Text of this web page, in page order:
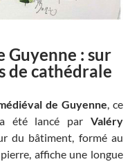
Guyenne : sur
de cathédrale
de Guyenne, ce
a été lancé par Valéry
du bâtiment, formé au
affiche une longue